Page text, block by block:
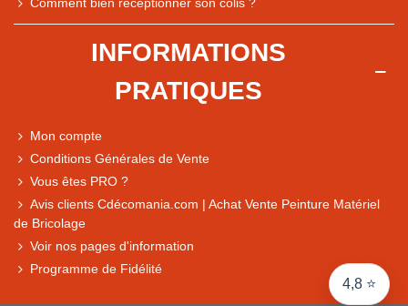
4,8 ⭐
Comparaison des performances du magasin
Express, Chez vous, Point relais, Retrait magasin
INFORMATIONS
PRATIQUES
Mon compte
Conditions Générales de Vente
Vous êtes PRO ?
Avis clients Cdécomania.com | Achat Vente Peinture Matériel
de Bricolage
Voir nos pages d'information
Programme de Fidélité